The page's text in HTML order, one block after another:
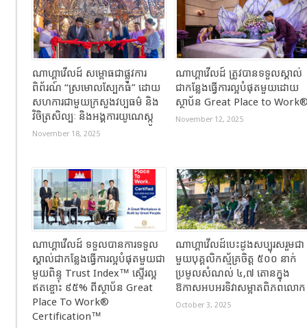
ណាហ្គាវើលដ៍ សម្ពោធជាផ្លូវការ
ពិព័រណ៍ “ស្រមោលស្បែកធំ” ដោយ
សហការជាមួយក្រសួងវប្បធម៌ និង
វិចិត្រសិល្បៈ និងអង្គការយូណេស្កូ
November 18, 2025
ណាហ្គាវើលដ៍ ត្រូវបានទទួលស្គាល់
ជាកន្លែងធ្វើការល្អបំផុតមួយដោយ
ស្ថាប័ន Great Place to
November 12, 2025
ណាហ្គាវើលដ៍ ទទួលបានការទទួល
ស្គាល់ជាកន្លែងធ្វើការល្អបំផុតមួយជា
មួយពិន្ទុ Trust Index™ ស្ទើរល្អ
ឥតខ្ចោះ ៩៥% ពីស្ថាប័ន Great
Place To Work®
Certification™
ណាហ្គាវើលដ៍បេះដូងសប្បុរសរួមជា
មួយបុគ្គលិកស្ម័គ្រចិត្ត ៥០០ នាក់
ប្រមូលសំណល់ ៤,៧ តោនក្នុង
ឱកាសអបអរទិវាសម្អាតពិភពលោក
October 3, 2025